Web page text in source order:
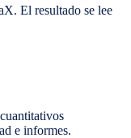
El resultado se lee
e informes.